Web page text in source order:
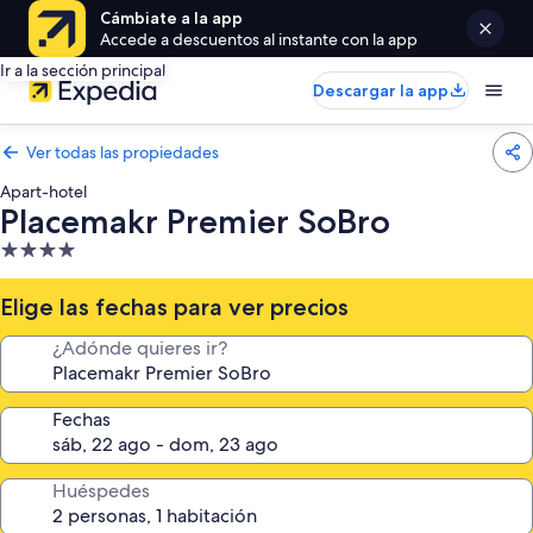
Cámbiate a la app
Accede a descuentos al instante con la app
Ir a la sección principal
Descargar la app
Ver todas las propiedades
Apart-hotel
Placemakr Premier SoBro
Propiedad
de
4.0
estrellas
Elige las fechas para ver precios
¿Adónde quieres ir?
Fechas
Huéspedes